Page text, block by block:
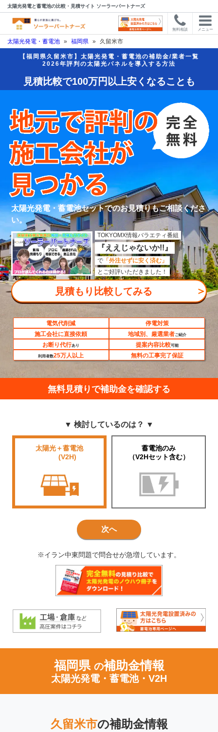
太陽光発電と蓄電池の比較・見積サイト ソーラーパートナーズ
無料相談 メニュー
太陽光発電・蓄電池 » 福岡県 » 久留米市
【福岡県久留米市】太陽光発電・蓄電池の補助金/業者一覧
2026年評判の太陽光パネルを導入する方法
見積比較で100万円以上安くなることも
太陽光発電・蓄電池セットでのお見積りもご相談くださ
い。
TOKYOMX情報バラエティ番組
『ええじゃないか!!』
で 「外注せずに安く済む」
とご好評いただきました！
見積もり比較してみる ＞
電気代削減
停電対策
施工会社に直接依頼
地域別、厳選業者ご紹介
お断り代行あり 提案内容比較可能
利用者数25万人以上 無料の工事完了保証
無料見積りで補助金を確認する
▼ 検討しているのは？ ▼
太陽光＋蓄電池
(V2H)
蓄電池のみ
（V2Hセット含む）
次へ
※イラン中東問題で問合せが急増しています。
福岡県 の補助金情報
太陽光発電・蓄電池・V2H
久留米市の補助金情報